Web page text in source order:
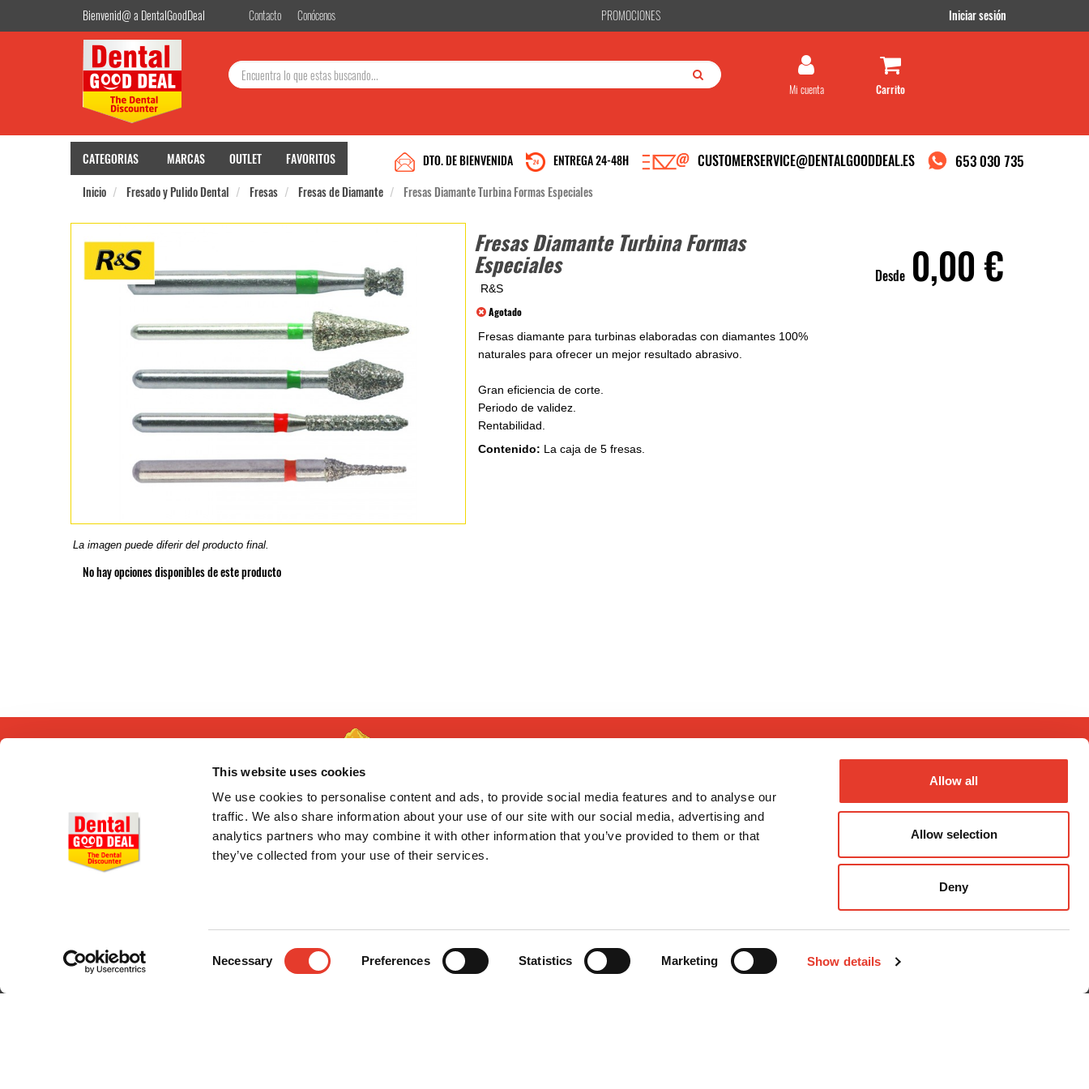
This website uses cookies
We use cookies to personalise content and ads, to provide social media features and to analyse our
traffic. We also share information about your use of our site with our social media, advertising and
analytics partners who may combine it with other information that you’ve provided to them or that
they’ve collected from your use of their services.
Necessary Preferences Statistics Marketing Show details
Allow all
Allow selection
Deny
Bienvenid@ a DentalGoodDeal Contacto Conócenos PROMOCIONES
Iniciar sesión
Mi cuenta
CATEGORIAS MARCAS OUTLET FAVORITOS 653 030 735
CUSTOMERSERVICE@DENTALGOODDEAL.ES
ENTREGA 24-48H
DTO. DE BIENVENIDA
Inicio
Fresado y Pulido Dental Fresas Fresas de Diamante Fresas Diamante Turbina Formas Especiales
Fresas Diamante Turbina Formas
Especiales
R&S
Agotado
La imagen puede diferir del producto final.
Fresas diamante para turbinas elaboradas con diamantes 100%
naturales para ofrecer un mejor resultado abrasivo.
Gran eficiencia de corte.
Periodo de validez.
Rentabilidad.
Contenido: La caja de 5 fresas.
Desde 0,00 €
No hay opciones disponibles de este producto
Gastos de envío
He leído y acepto lapolítica de
privacidad